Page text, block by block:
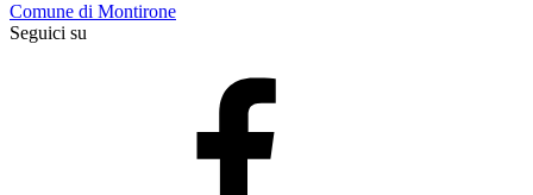
Comune di Montirone
Seguici su